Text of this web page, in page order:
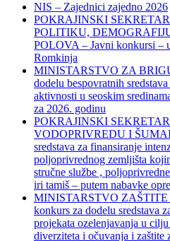
NIS – Zajednici zajedno 2026
POKRAJINSKI
POLITIKU,
POLOVA – Javni konkursi –
Romkinja
MINISTARSTVO ZA
dodelu bespovratnih
aktivnosti u seoskim
za 2026. godinu
POKRAJINSKI
VODOPRIVREDU I
sredstava za finansiranje
poljoprivrednog zemljišta
stručne službe ,
iri tamiš ‒ putem nabavke
MINISTARSTVO
konkurs za dodelu sredstava
projekata ozelenjavanja u
diverziteta i očuvanja i zaštite